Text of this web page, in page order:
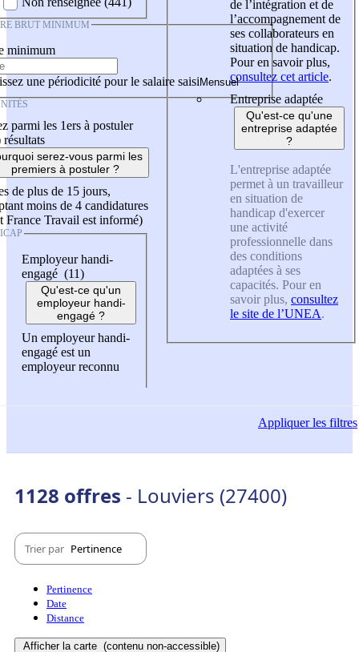
BRUT MINIMUM
minimum
une périodicité pour le salaire saisi
parmi les 1ers à postuler
résultats
serez-vous parmi les
premiers à postuler ?
de plus de 15 jours,
moins de 4 candidatures
France Travail est informé)
Employeur handi-
engagé (11)
Qu'est-ce qu'un
employeur handi-
engagé ?
Un employeur handi-
engagé est un
employeur reconnu
de l’intégration et de
l’accompagnement de
ses collaborateurs en
situation de handicap.
Pour en savoir plus,
consultez cet article.
Entreprise adaptée
Qu'est-ce qu'une
entreprise adaptée
?
L'entreprise adaptée
permet à un travailleur
en situation de
handicap d'exercer
une activité
professionnelle dans
des conditions
adaptées à ses
capacités. Pour en
savoir plus, consultez
le site de l’UNEA.
Appliquerles filtres
1128 offres - Louviers (27400)
Trier par Pertinence
Pertinence
Date
Distance
Afficher la carte (contenu non-accessible)